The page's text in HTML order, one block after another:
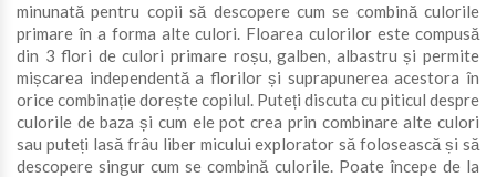
minunată pentru copii să descopere cum se combină culorile
primare în a forma alte culori. Floarea culorilor este compusă
din 3 flori de culori primare roșu, galben, albastru și permite
mișcarea independentă a florilor și suprapunerea acestora în
orice combinație dorește copilul. Puteți discuta cu piticul despre
culorile de baza și cum ele pot crea prin combinare alte culori
sau puteți lasă frâu liber micului explorator să folosească și să
descopere singur cum se combină culorile. Poate începe de la